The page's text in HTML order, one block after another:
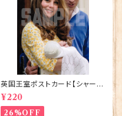
英国王室ポストカード【シャーロ
ット王女2】Pageantry Postca
rd 90183-JEF202
¥220
26%OFF